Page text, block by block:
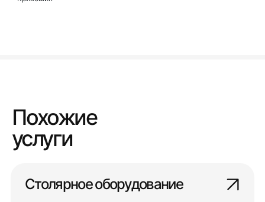
Похожие
услуги
Столярное оборудование